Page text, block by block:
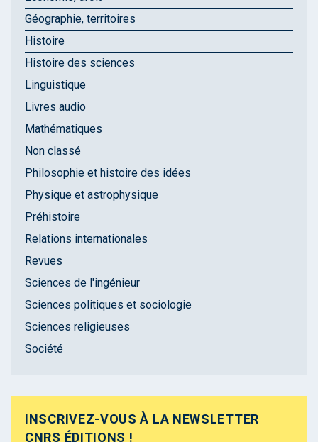
Géographie, territoires
Histoire
Histoire des sciences
Linguistique
Livres audio
Mathématiques
Non classé
Philosophie et histoire des idées
Physique et astrophysique
Préhistoire
Relations internationales
Revues
Sciences de l'ingénieur
Sciences politiques et sociologie
Sciences religieuses
Société
INSCRIVEZ-VOUS À LA NEWSLETTER
CNRS ÉDITIONS !